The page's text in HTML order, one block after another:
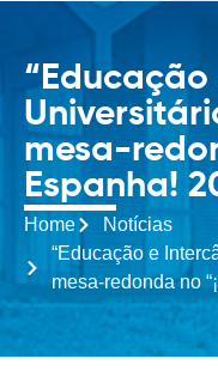
mesa-
Espanha!
Home
Notícias
“Educação e
mesa-redonda no